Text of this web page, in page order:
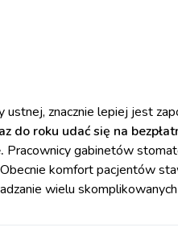
znacznie lepiej jest
do roku udać się na
Pracownicy gabinetów
komfort pacjentów
wielu